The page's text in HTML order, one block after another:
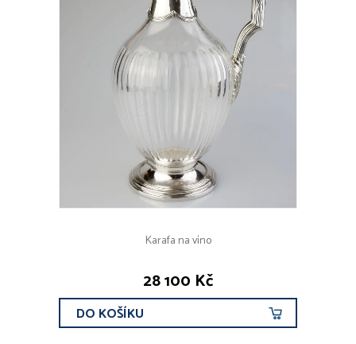
Karafa na víno
28 100 Kč
DO KOŠÍKU